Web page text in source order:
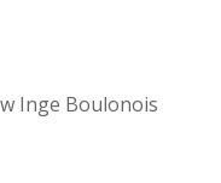
Inge Boulonois